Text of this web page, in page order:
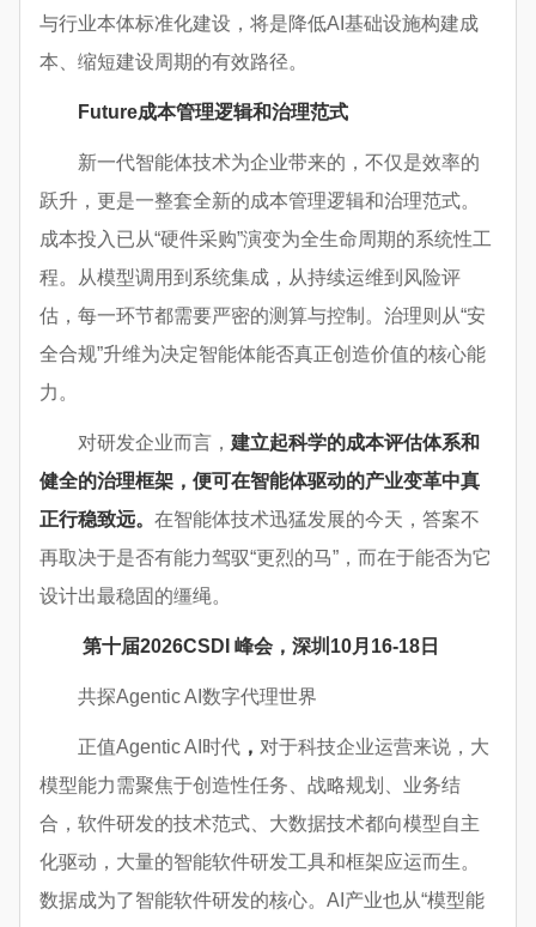
与行业本体标准化建设，将是降低AI基础设施构建成
本、缩短建设周期的有效路径。
Future成本管理逻辑和治理范式
新一代智能体技术为企业带来的，不仅是效率的
跃升，更是一整套全新的成本管理逻辑和治理范式。
成本投入已从“硬件采购”演变为全生命周期的系统性工
程。从模型调用到系统集成，从持续运维到风险评
估，每一环节都需要严密的测算与控制。治理则从“安
全合规”升维为决定智能体能否真正创造价值的核心能
力。
对研发企业而言， 建立起科学的成本评估体系和
健全的治理框架，便可在智能体驱动的产业变革中真
正行稳致远。 在智能体技术迅猛发展的今天，答案不
再取决于是否有能力驾驭“更烈的马”，而在于能否为它
设计出最稳固的缰绳。
第十届2026CSDI 峰会，深圳10月16-18日
共探Agentic AI数字代理世界
正值Agentic AI时代 ， 对于科技企业运营来说，大
模型能力需聚焦于创造性任务、战略规划、业务结
合，软件研发的技术范式、大数据技术都向模型自主
化驱动，大量的智能软件研发工具和框架应运而生。
数据成为了智能软件研发的核心。AI产业也从“模型能